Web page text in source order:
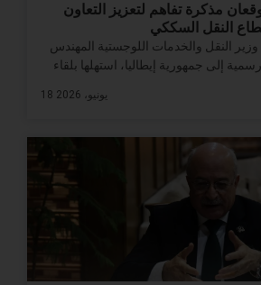
مذكرة تفاهم لتعزيز التعاون
النقل السككي
وزير النقل والخدمات اللوجستية المهندس
إلى جمهورية إيطاليا، استهلها بلقاء
18 يونيو، 2026